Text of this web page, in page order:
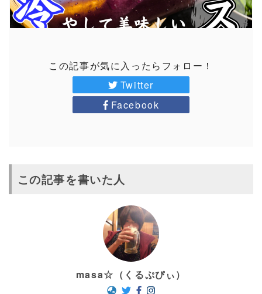
この記事が気に入ったらフォロー！
Twitter
Facebook
この記事を書いた人
masa☆（くるぷぴぃ）